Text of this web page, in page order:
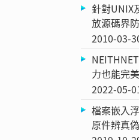
針對
放源碼界
2010-03-
力也能完
2022-05-
檔案嵌入
原件辨真偽